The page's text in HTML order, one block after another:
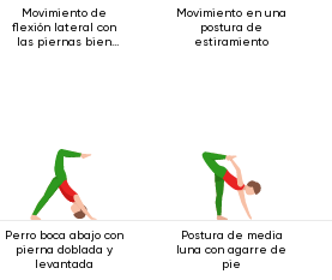
Movimiento de
flexión lateral con
las piernas bien
Movimiento en una
postura de
estiramiento
Perro boca abajo con
pierna doblada y
levantada
Postura de media
luna con agarre de
pie